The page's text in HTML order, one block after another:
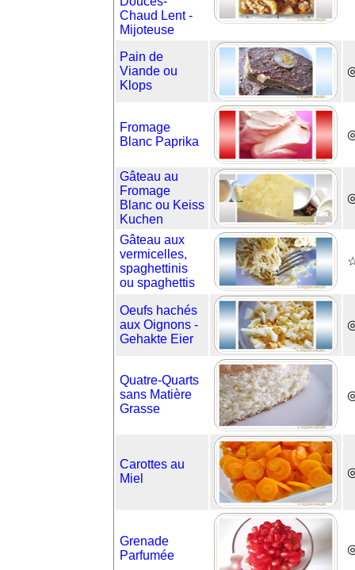
Chaud Lent -
Mijoteuse
Pain de
Viande ou
Klops
Fromage
Blanc Paprika
Gâteau au
Fromage
Blanc ou Keiss
Kuchen
Gâteau aux
vermicelles,
spaghettinis
ou spaghettis
Oeufs hachés
aux Oignons -
Gehakte Eier
Quatre-Quarts
sans Matière
Grasse
Carottes au
Miel
Grenade
Parfumée